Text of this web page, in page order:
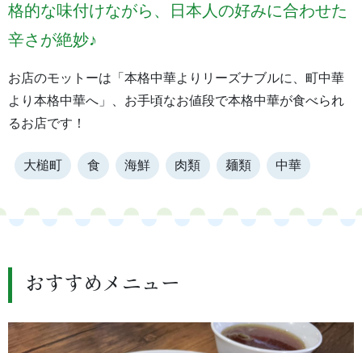
格的な味付けながら、日本人の好みに合わせた
辛さが絶妙♪
お店のモットーは「本格中華よりリーズナブルに、町中華
より本格中華へ」、お手頃なお値段で本格中華が食べられ
るお店です！
大槌町 食 海鮮 肉類 麺類 中華
おすすめメニュー